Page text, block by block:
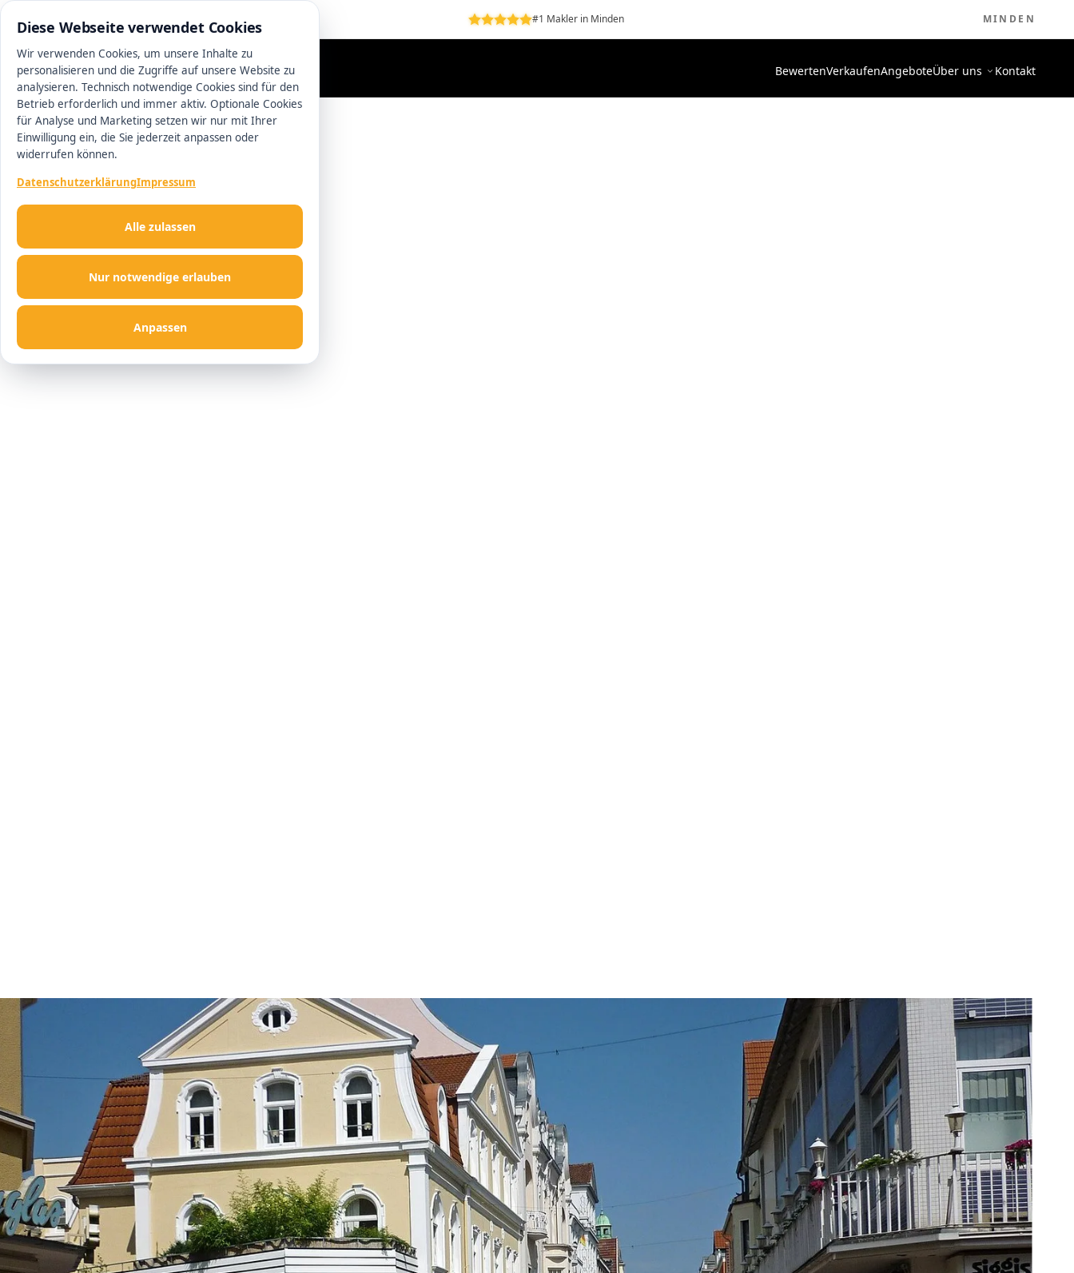
0511 13221100 #1 Makler in Minden MINDEN
BewertenVerkaufenAngeboteÜber uns Kontakt
Diese Webseite verwendet Cookies
Wir verwenden Cookies, um unsere Inhalte zu
personalisieren und die Zugriffe auf unsere Website zu
analysieren. Technisch notwendige Cookies sind für den
Betrieb erforderlich und immer aktiv. Optionale Cookies
für Analyse und Marketing setzen wir nur mit Ihrer
Einwilligung ein, die Sie jederzeit anpassen oder
widerrufen können.
DatenschutzerklärungImpressum
Nur notwendige erlauben
Anpassen
Alle zulassen